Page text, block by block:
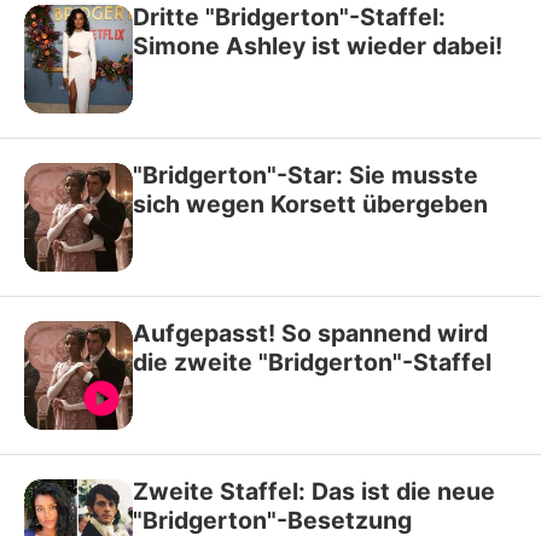
Dritte "Bridgerton"-Staffel:
Simone Ashley ist wieder dabei!
"Bridgerton"-Star: Sie musste
sich wegen Korsett übergeben
Aufgepasst! So spannend wird
die zweite "Bridgerton"-Staffel
Zweite Staffel: Das ist die neue
"Bridgerton"-Besetzung